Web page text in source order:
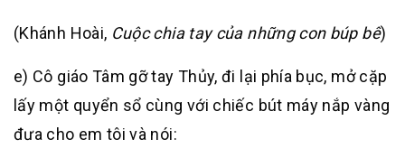
(Khánh Hoài, Cuộc chia tay của những con búp bê)
e) Cô giáo Tâm gỡ tay Thủy, đi lại phía bục, mở cặp
lấy một quyển sổ cùng với chiếc bút máy nắp vàng
đưa cho em tôi và nói: